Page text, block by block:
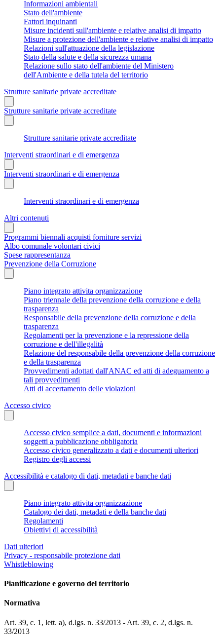
Informazioni ambientali
Stato dell'ambiente
Fattori inquinanti
Misure incidenti sull'ambiente e relative analisi di impatto
Misure a protezione dell'ambiente e relative analisi di impatto
Relazioni sull'attuazione della legislazione
Stato della salute e della sicurezza umana
Relazione sullo stato dell'ambiente del Ministero
dell'Ambiente e della tutela del territorio
Strutture sanitarie private accreditate
Strutture sanitarie private accreditate
Strutture sanitarie private accreditate
Interventi straordinari e di emergenza
Interventi straordinari e di emergenza
Interventi straordinari e di emergenza
Altri contenuti
Programmi biennali acquisti forniture servizi
Albo comunale volontari civici
Spese rappresentanza
Prevenzione della Corruzione
Piano integrato attivita organizzazione
Piano triennale della prevenzione della corruzione e della
trasparenza
Responsabile della prevenzione della corruzione e della
trasparenza
Regolamenti per la prevenzione e la repressione della
corruzione e dell'illegalità
Relazione del responsabile della prevenzione della corruzione
e della trasparenza
Provvedimenti adottati dall'ANAC ed atti di adeguamento a
tali provvedimenti
Atti di accertamento delle violazioni
Accesso civico
Accesso civico semplice a dati, documenti e informazioni
soggetti a pubblicazione obbligatoria
Accesso civico generalizzato a dati e documenti ulteriori
Registro degli accessi
Accessibilità e catalogo di dati, metadati e banche dati
Piano integrato attivita organizzazione
Catalogo dei dati, metadati e della banche dati
Regolamenti
Obiettivi di accessibilità
Dati ulteriori
Privacy - responsabile protezione dati
Whistleblowing
Pianificazione e governo del territorio
Normativa
Art. 39, c. 1, lett. a), d.lgs. n. 33/2013 - Art. 39, c. 2, d.lgs. n.
33/2013